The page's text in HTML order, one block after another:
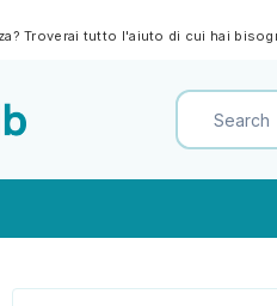
Troverai tutto l'aiuto di cui hai